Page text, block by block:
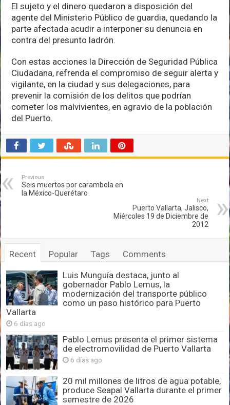
El sujeto y el dinero quedaron a disposición del
agente del Ministerio Público de guardia, quedando la
parte afectada acudir a interponer su denuncia en
contra del presunto ladrón.
Con estas acciones la Dirección de Seguridad Pública
Ciudadana, refrenda el compromiso de seguir alerta y
vigilante, en la ciudad y sus delegaciones, para
prevenir la comisión de los delitos que podrían
cometer los malvivientes, en agravio de la población
del Puerto.
Previous
Seis muertos por carambola en
la México-Querétaro
Next
Puerto Vallarta, Jalisco,
Miércoles 19 de Diciembre de
2012
Recent Popular Tags Comments
Luis Munguía destaca, junto al
gobernador Pablo Lemus, la
modernización del transporte público
como un paso histórico para Puerto
Vallarta
6 días ago
Pablo Lemus presenta el primer sistema
de electromovilidad de Puerto Vallarta
6 días ago
20 mil millones de litros de agua potable,
produce Seapal Vallarta durante el primer
semestre de 2026